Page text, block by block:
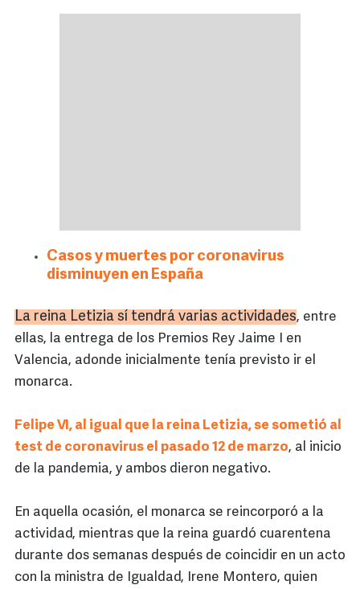
Casos y muertes por coronavirus
disminuyen en España
La reina Letizia sí tendrá varias actividades, entre
ellas, la entrega de los Premios Rey Jaime I en
Valencia, adonde inicialmente tenía previsto ir el
monarca.
Felipe VI, al igual que la reina Letizia, se sometió al
test de coronavirus el pasado 12 de marzo, al inicio
de la pandemia, y ambos dieron negativo.
En aquella ocasión, el monarca se reincorporó a la
actividad, mientras que la reina guardó cuarentena
durante dos semanas después de coincidir en un acto
con la ministra de Igualdad, Irene Montero, quien